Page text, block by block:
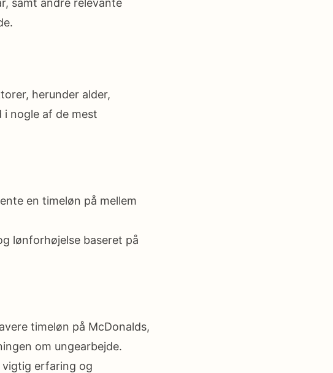
samt andre relevante
herunder alder,
i nogle af de mest
en timeløn på mellem
lønforhøjelse baseret på
timeløn på McDonalds,
om ungearbejde.
vigtig erfaring og